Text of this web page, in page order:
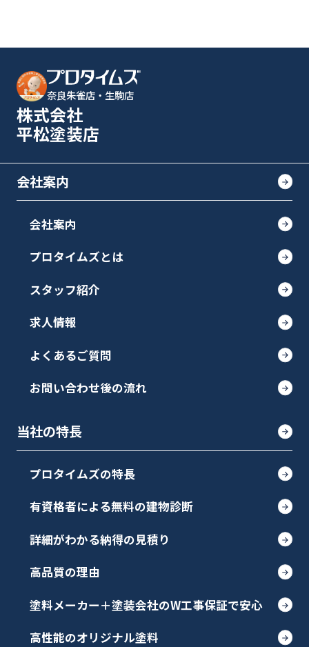
奈良朱雀店・生駒店
株式会社
平松塗装店
会社案内
会社案内
プロタイムズとは
スタッフ紹介
求人情報
よくあるご質問
お問い合わせ後の流れ
当社の特長
プロタイムズの特長
有資格者による無料の建物診断
詳細がわかる納得の見積り
高品質の理由
塗料メーカー＋塗装会社のW工事保証で安心
高性能のオリジナル塗料